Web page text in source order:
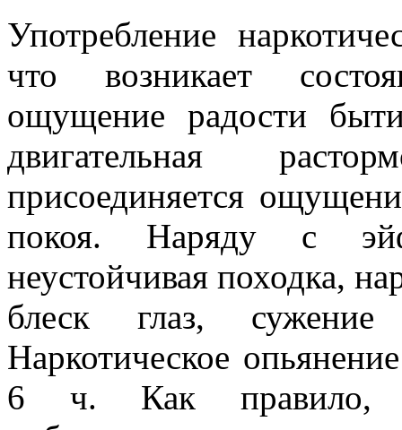
Употребление
что возникает
ощущение радости
двигательная
присоединяется
покоя. Наряду с
неустойчивая походка,
блеск глаз,
Наркотическое
6 ч. Как правило,